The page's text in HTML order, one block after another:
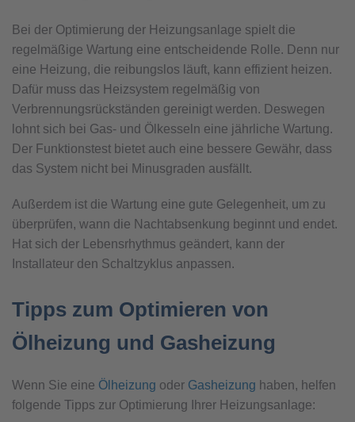
Bei der Optimierung der Heizungsanlage spielt die
regelmäßige Wartung eine entscheidende Rolle. Denn nur
eine Heizung, die reibungslos läuft, kann effizient heizen.
Dafür muss das Heizsystem regelmäßig von
Verbrennungsrückständen gereinigt werden. Deswegen
lohnt sich bei Gas- und Ölkesseln eine jährliche Wartung.
Der Funktionstest bietet auch eine bessere Gewähr, dass
das System nicht bei Minusgraden ausfällt.
Außerdem ist die Wartung eine gute Gelegenheit, um zu
überprüfen, wann die Nachtabsenkung beginnt und endet.
Hat sich der Lebensrhythmus geändert, kann der
Installateur den Schaltzyklus anpassen.
Tipps zum Optimieren von
Ölheizung und Gasheizung
Wenn Sie eine Ölheizung oder Gasheizung haben, helfen
folgende Tipps zur Optimierung Ihrer Heizungsanlage: